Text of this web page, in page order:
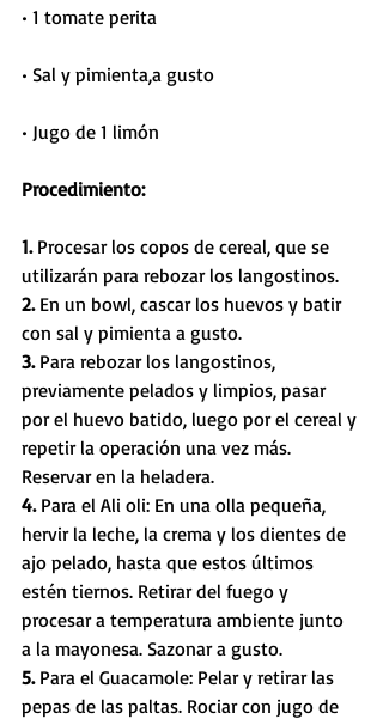
• 1 tomate perita
• Sal y pimienta,a gusto
• Jugo de 1 limón
Procedimiento:
1. Procesar los copos de cereal, que se
utilizarán para rebozar los langostinos.
2. En un bowl, cascar los huevos y batir
con sal y pimienta a gusto.
3. Para rebozar los langostinos,
previamente pelados y limpios, pasar
por el huevo batido, luego por el cereal y
repetir la operación una vez más.
Reservar en la heladera.
4. Para el Ali oli: En una olla pequeña,
hervir la leche, la crema y los dientes de
ajo pelado, hasta que estos últimos
estén tiernos. Retirar del fuego y
procesar a temperatura ambiente junto
a la mayonesa. Sazonar a gusto.
5. Para el Guacamole: Pelar y retirar las
pepas de las paltas. Rociar con jugo de